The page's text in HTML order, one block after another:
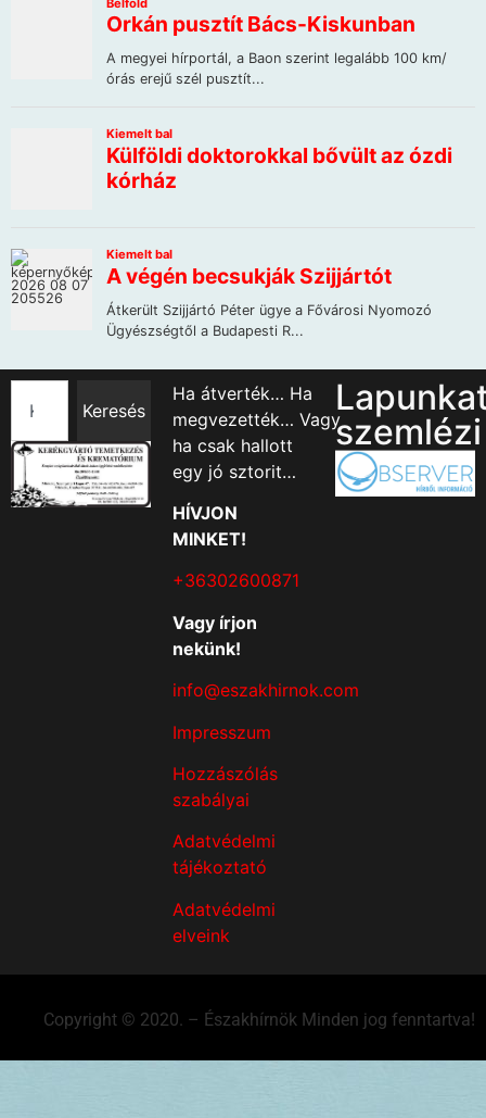
Keresés
Ha átverték… Ha
megvezették… Vagy
ha csak hallott
egy jó sztorit…
HÍVJON
MINKET!
+36302600871
Vagy írjon
nekünk!
info@eszakhirnok.com
Impresszum
Hozzászólás
szabályai
Adatvédelmi
tájékoztató
Adatvédelmi
elveink
szemlézi
Copyright © 2020. – Északhírnök Minden jog fenntartva!